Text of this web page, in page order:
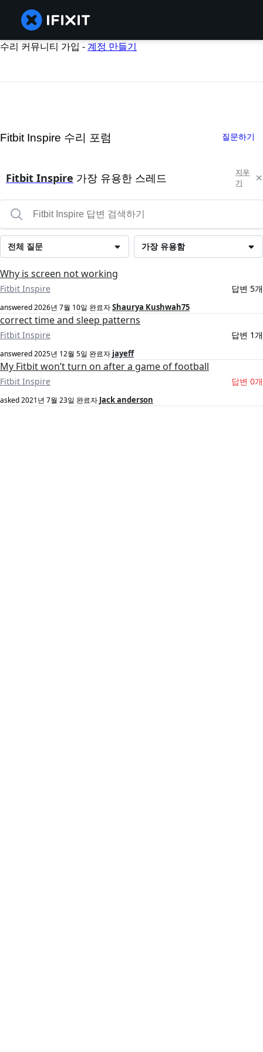
수리 커뮤니티 가입 -계정 만들기
Fitbit Inspire 수리 포럼 질문하기
Fitbit Inspire 가장 유용한 스레드
지우
기
가장 유용함
전체 질문
Why is screen not working
Fitbit Inspire 답변 5개
answered2026년 7월 10일 완료자Shaurya Kushwah75
correct time and sleep patterns
Fitbit Inspire 답변 1개
answered2025년 12월 5일 완료자 jayeff
My Fitbit won’t turn on after a game of football
Fitbit Inspire 답변 0개
asked2021년 7월 23일 완료자 Jack anderson